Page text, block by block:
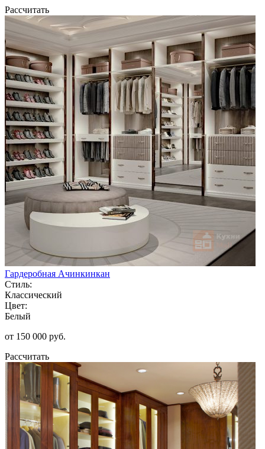
Рассчитать
Гардеробная Ачинкинкан
Стиль:
Классический
Цвет:
Белый
от 150 000 руб.
Рассчитать